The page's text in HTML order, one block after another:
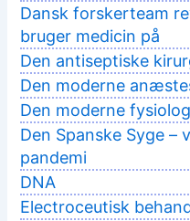
Dansk forskerteam
bruger medicin på
Den antiseptiske
Den moderne
Den moderne
Den Spanske Syge –
pandemi
DNA
Electroceutisk